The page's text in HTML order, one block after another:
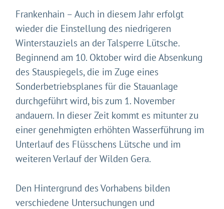
Frankenhain – Auch in diesem Jahr erfolgt
wieder die Einstellung des niedrigeren
Winterstauziels an der Talsperre Lütsche.
Beginnend am 10. Oktober wird die Absenkung
des Stauspiegels, die im Zuge eines
Sonderbetriebsplanes für die Stauanlage
durchgeführt wird, bis zum 1. November
andauern. In dieser Zeit kommt es mitunter zu
einer genehmigten erhöhten Wasserführung im
Unterlauf des Flüsschens Lütsche und im
weiteren Verlauf der Wilden Gera.
Den Hintergrund des Vorhabens bilden
verschiedene Untersuchungen und